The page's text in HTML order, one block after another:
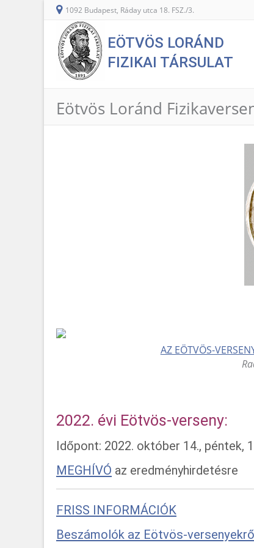
1092 Budapest, Ráday utca 18. FSZ./3.
EÖTVÖS LORÁND
FIZIKAI TÁRSULAT
Eötvös Loránd
AZ EÖTVÖS-
2022. évi Eötvös-verseny:
Időpont: 2022. október 14., péntek,
MEGHÍVÓ az eredményhirdetésre
FRISS INFORMÁCIÓK
Beszámolók az Eötvös-